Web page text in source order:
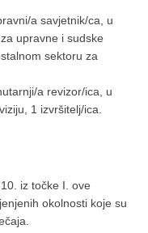
a savjetnik/ca, u
upravne i sudske
sektoru za
a revizor/ica, u
1 izvršitelj/ica.
iz točke I. ove
okolnosti koje su